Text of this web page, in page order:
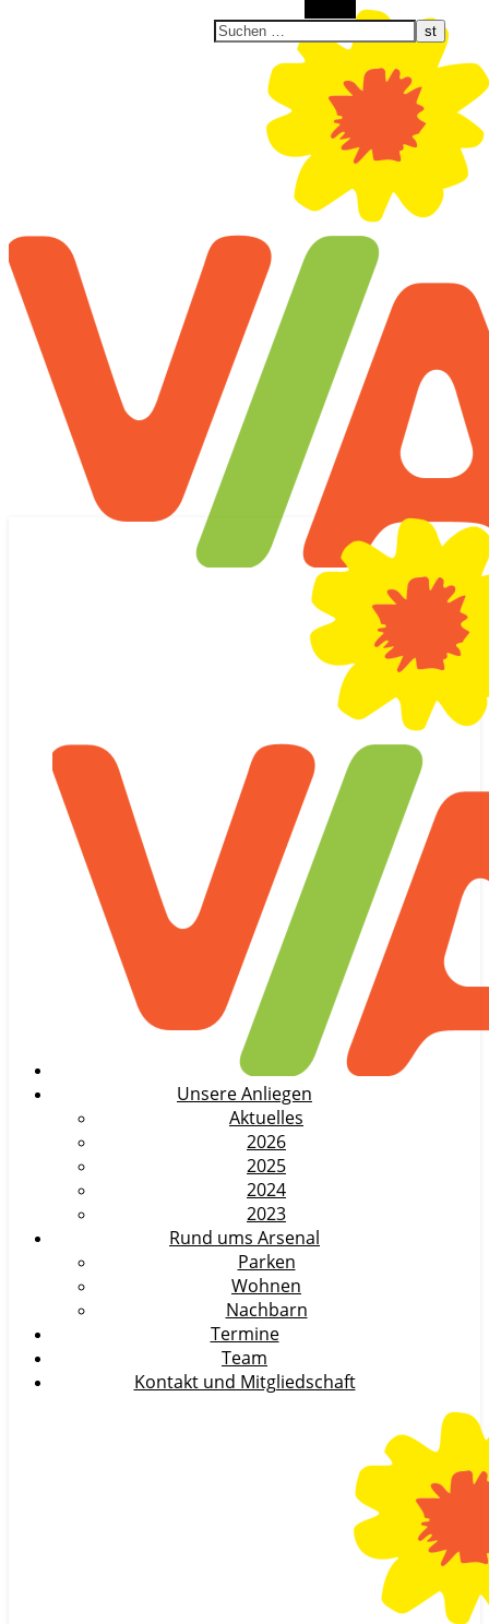
Unsere Anliegen
Aktuelles
2026
2025
2024
2023
Rund ums Arsenal
Parken
Wohnen
Nachbarn
Termine
Team
Kontakt und Mitgliedschaft